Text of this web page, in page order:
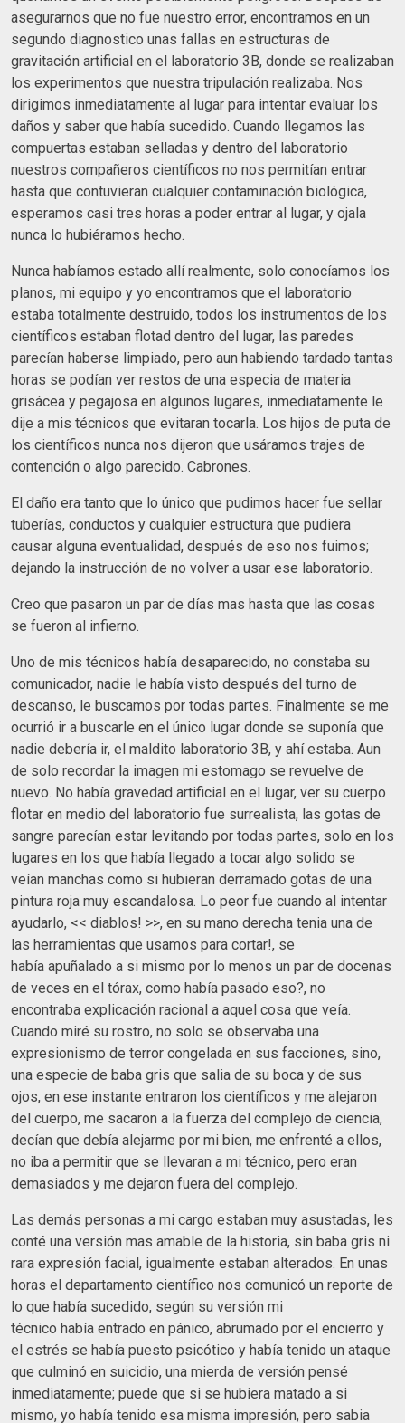
asegurarnos que no fue nuestro error, encontramos en un
segundo diagnostico unas fallas en estructuras de
gravitación artificial en el laboratorio 3B, donde se realizaban
los experimentos que nuestra tripulación realizaba. Nos
dirigimos inmediatamente al lugar para intentar evaluar los
daños y saber que había sucedido. Cuando llegamos las
compuertas estaban selladas y dentro del laboratorio
nuestros compañeros científicos no nos permitían entrar
hasta que contuvieran cualquier contaminación biológica,
esperamos casi tres horas a poder entrar al lugar, y ojala
nunca lo hubiéramos hecho.
Nunca habíamos estado allí realmente, solo conocíamos los
planos, mi equipo y yo encontramos que el laboratorio
estaba totalmente destruido, todos los instrumentos de los
científicos estaban flotad dentro del lugar, las paredes
parecían haberse limpiado, pero aun habiendo tardado tantas
horas se podían ver restos de una especia de materia
grisácea y pegajosa en algunos lugares, inmediatamente le
dije a mis técnicos que evitaran tocarla. Los hijos de puta de
los científicos nunca nos dijeron que usáramos trajes de
contención o algo parecido. Cabrones.
El daño era tanto que lo único que pudimos hacer fue sellar
tuberías, conductos y cualquier estructura que pudiera
causar alguna eventualidad, después de eso nos fuimos;
dejando la instrucción de no volver a usar ese laboratorio.
Creo que pasaron un par de días mas hasta que las cosas
se fueron al infierno.
Uno de mis técnicos había desaparecido, no constaba su
comunicador, nadie le había visto después del turno de
descanso, le buscamos por todas partes. Finalmente se me
ocurrió ir a buscarle en el único lugar donde se suponía que
nadie debería ir, el maldito laboratorio 3B, y ahí estaba. Aun
de solo recordar la imagen mi estomago se revuelve de
nuevo. No había gravedad artificial en el lugar, ver su cuerpo
flotar en medio del laboratorio fue surrealista, las gotas de
sangre parecían estar levitando por todas partes, solo en los
lugares en los que había llegado a tocar algo solido se
veían manchas como si hubieran derramado gotas de una
pintura roja muy escandalosa. Lo peor fue cuando al intentar
ayudarlo, << diablos! >>, en su mano derecha tenia una de
las herramientas que usamos para cortar!, se
había apuñalado a si mismo por lo menos un par de docenas
de veces en el tórax, como había pasado eso?, no
encontraba explicación racional a aquel cosa que veía.
Cuando miré su rostro, no solo se observaba una
expresionismo de terror congelada en sus facciones, sino,
una especie de baba gris que salia de su boca y de sus
ojos, en ese instante entraron los científicos y me alejaron
del cuerpo, me sacaron a la fuerza del complejo de ciencia,
decían que debía alejarme por mi bien, me enfrenté a ellos,
no iba a permitir que se llevaran a mi técnico, pero eran
demasiados y me dejaron fuera del complejo.
Las demás personas a mi cargo estaban muy asustadas, les
conté una versión mas amable de la historia, sin baba gris ni
rara expresión facial, igualmente estaban alterados. En unas
horas el departamento científico nos comunicó un reporte de
lo que había sucedido, según su versión mi
técnico había entrado en pánico, abrumado por el encierro y
el estrés se había puesto psicótico y había tenido un ataque
que culminó en suicidio, una mierda de versión pensé
inmediatamente; puede que si se hubiera matado a si
mismo, yo había tenido esa misma impresión, pero sabia